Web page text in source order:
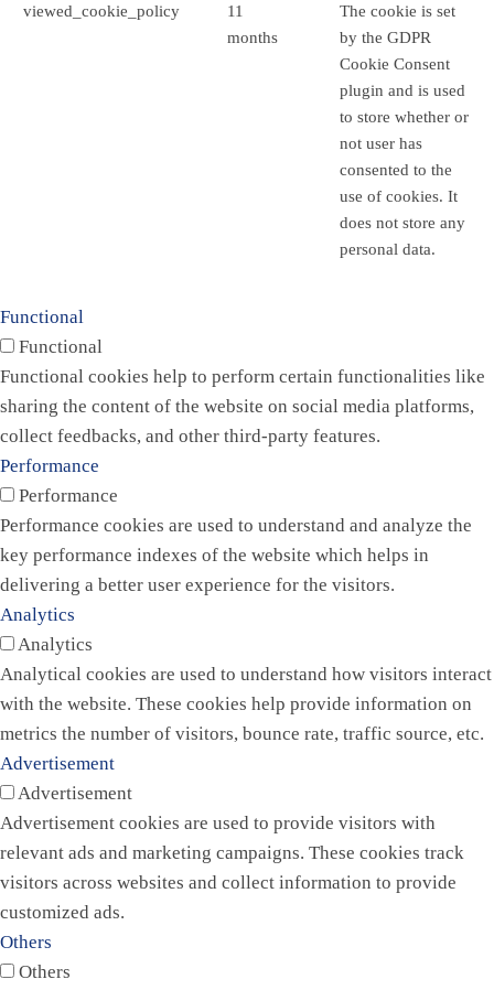
viewed_cookie_policy
11
months
The cookie is set
by the GDPR
Cookie Consent
plugin and is used
to store whether or
not user has
consented to the
use of cookies. It
does not store any
personal data.
Functional
Functional
Functional cookies help to perform certain functionalities like
sharing the content of the website on social media platforms,
collect feedbacks, and other third-party features.
Performance
Performance
Performance cookies are used to understand and analyze the
key performance indexes of the website which helps in
delivering a better user experience for the visitors.
Analytics
Analytics
Analytical cookies are used to understand how visitors interact
with the website. These cookies help provide information on
metrics the number of visitors, bounce rate, traffic source, etc.
Advertisement
Advertisement
Advertisement cookies are used to provide visitors with
relevant ads and marketing campaigns. These cookies track
visitors across websites and collect information to provide
customized ads.
Others
Others